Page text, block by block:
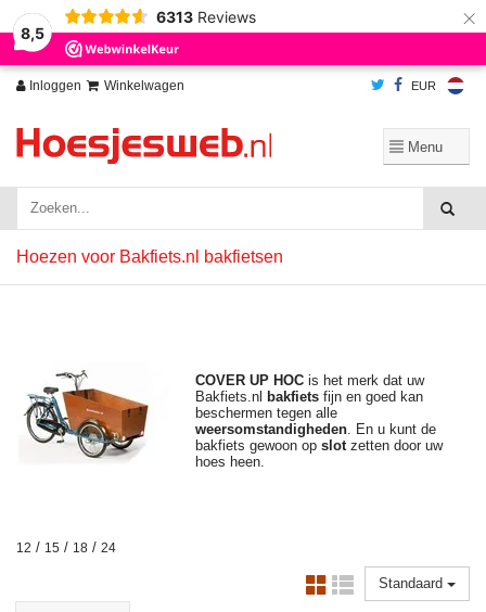
8,5
6313 Reviews ×
Inloggen Winkelwagen EUR
Hoezen voor Bakfiets.nl bakfietsen
COVER UP HOC is het merk dat uw
Bakfiets.nl bakfiets fijn en goed kan
beschermen tegen alle
weersomstandigheden. En u kunt de
bakfiets gewoon op slotzetten door uw
hoes heen.
12 / 15 / 18 / 24
Standaard
Wij slaan cookies op om onze website te verbeteren. Is dat akkoord?
Ja
Nee